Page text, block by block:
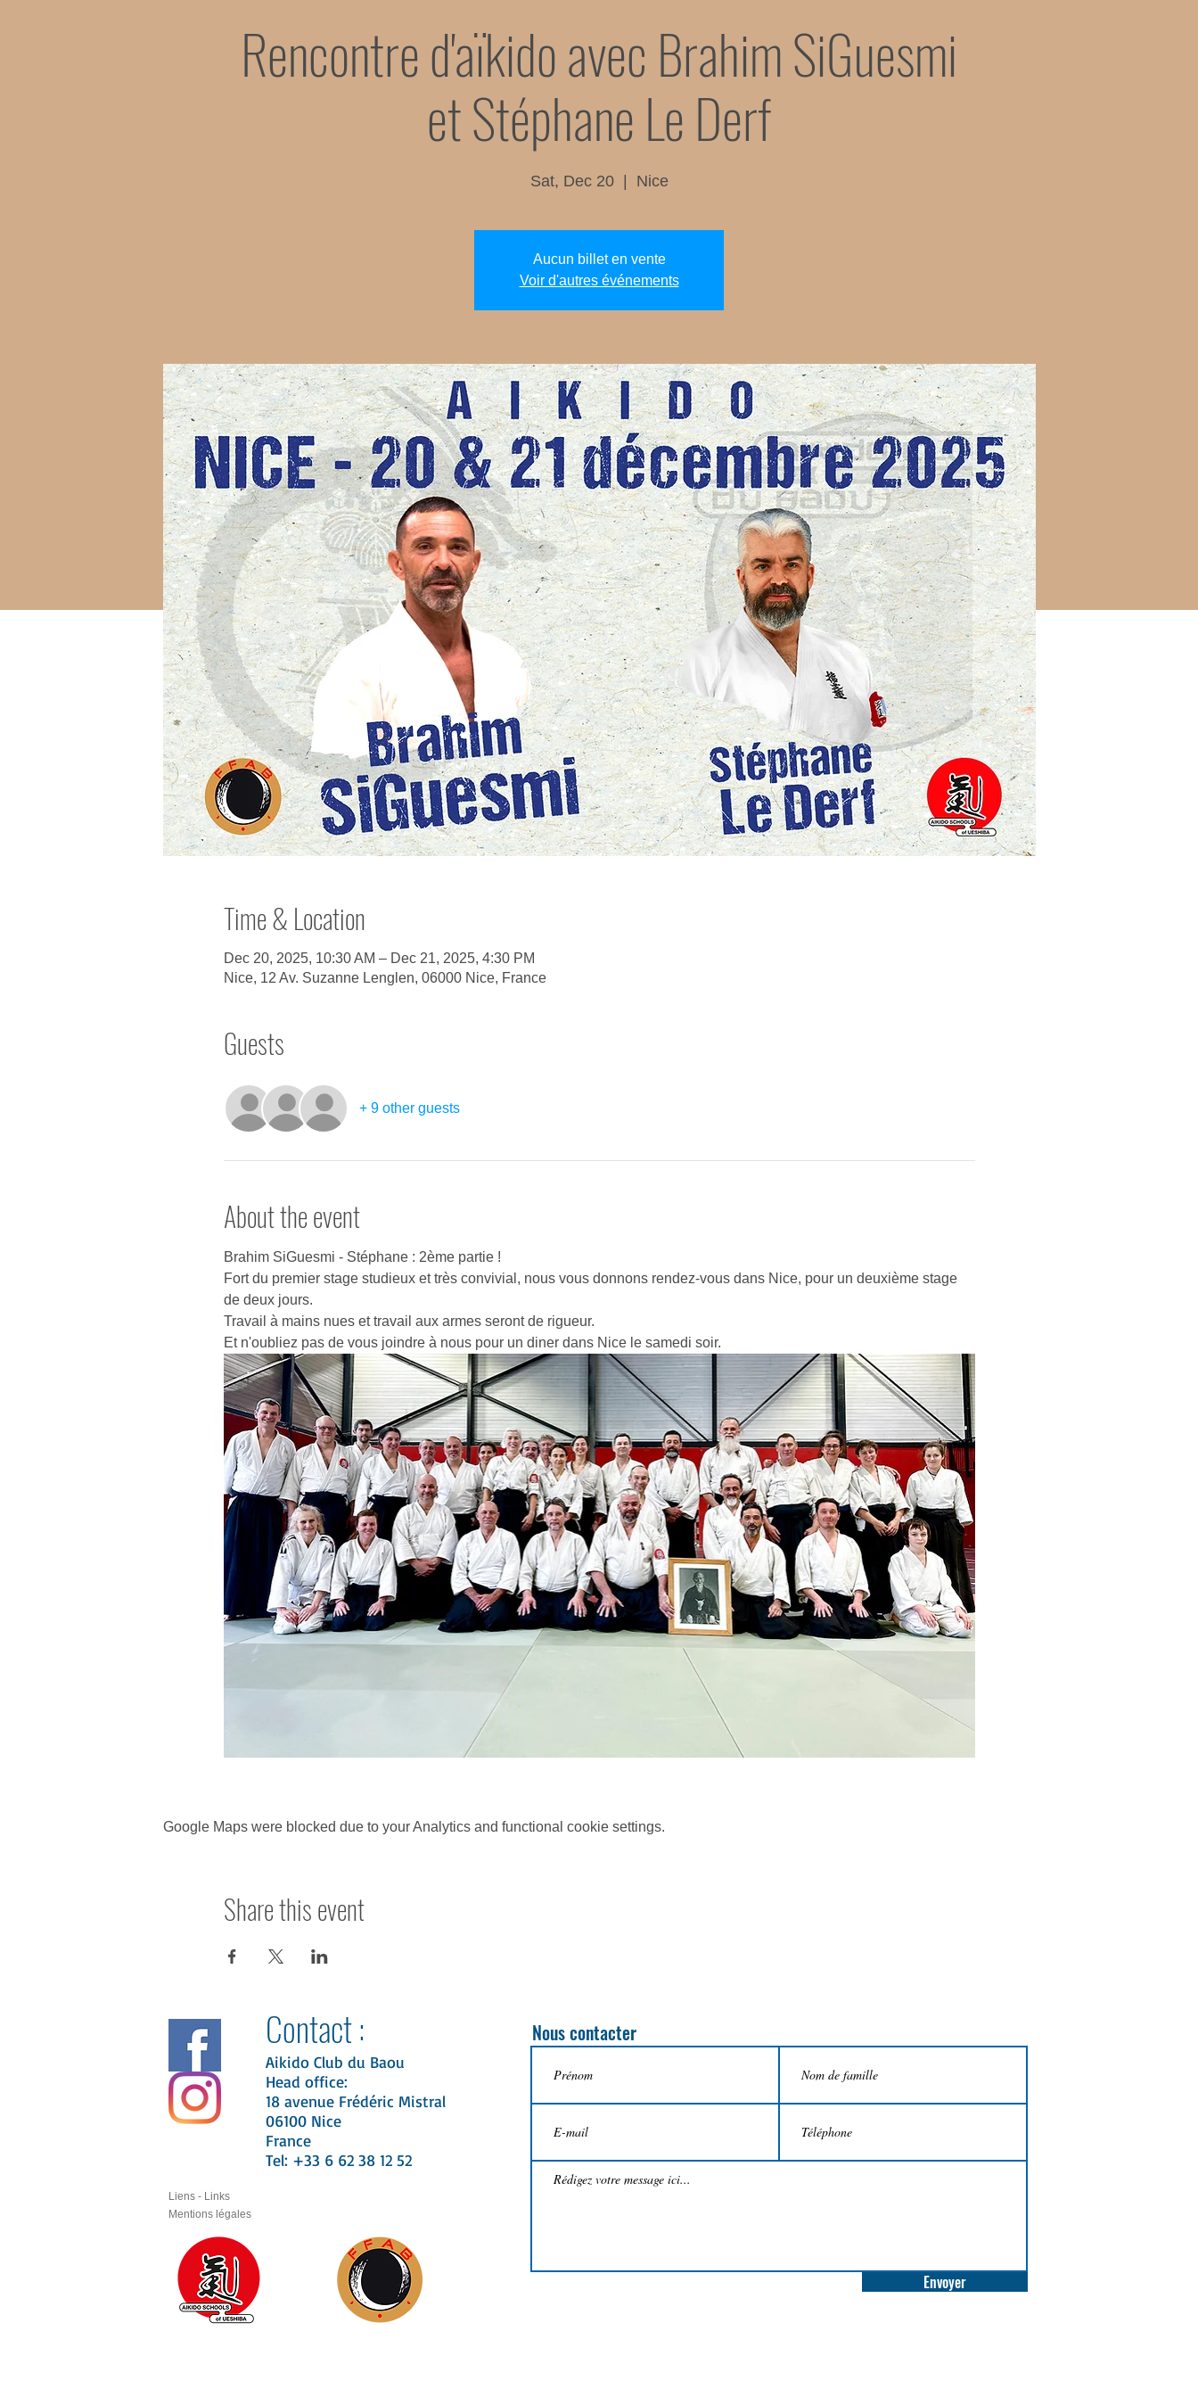
Rencontre d'aïkido avec Brahim SiGuesmi
et Stéphane Le Derf
Sat, Dec 20
  |
Nice
Aucun billet en vente
Voir d'autres événements
Time & Location
Dec 20, 2025, 10:30 AM – Dec 21, 2025, 4:30 PM
Nice, 12 Av. Suzanne Lenglen, 06000 Nice, France
Guests
+ 9 other guests
About the event
Brahim SiGuesmi - Stéphane : 2ème partie !
Fort du premier stage studieux et très convivial, nous vous donnons rendez-vous dans Nice, pour un deuxième stage
de deux jours.
Travail à mains nues et travail aux armes seront de rigueur.
Et n'oubliez pas de vous joindre à nous pour un diner dans Nice le samedi soir.
Google Maps were blocked due to your Analytics and functional cookie settings.
Share this event
Contact :
Aikido Club du Baou
Head office:
18 avenue Frédéric Mistral
06100 Nice
France
Tel: +33 6 62 38 12 52
Liens - Links
Mentions légales
Nous contacter
Envoyer